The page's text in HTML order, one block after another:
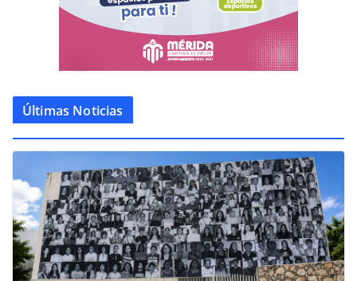
Últimas Noticias